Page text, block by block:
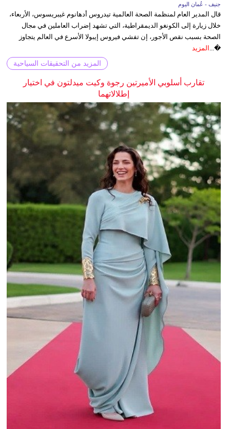
جنيف - عُمان اليوم
قال المدير العام لمنظمة الصحة العالمية تيدروس أدهانوم غيبريسوس، الأربعاء،
خلال زيارة إلى الكونغو الديمقراطية، التي تشهد إضراب العاملين في مجال
الصحة بسبب نقص الأجور، إن تفشي فيروس إيبولا الأسرع في العالم يتجاوز
�... المزيد
المزيد من التحقيقات السياحية
تقارب أسلوبي الأميرتين رجوة وكيت ميدلتون في اختيار
إطلالاتهما